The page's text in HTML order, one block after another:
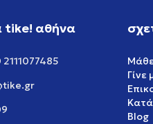
tike! αθήνα
2111077485
Γίνε
Blog